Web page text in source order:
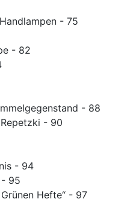
- 75
- 82
- 88
- 90
- 94
- 95
Hefte“ - 97